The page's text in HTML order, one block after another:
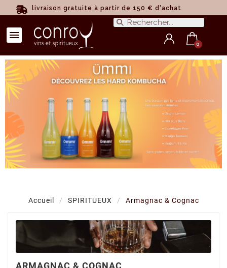
livraison gratuite à partir de 150 € d'achat
Accueil SPIRITUEUX Armagnac & Cognac